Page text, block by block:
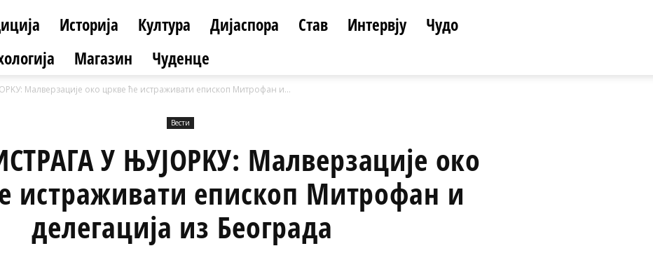
Историја Култура Дијаспора Став Интервју
Чудо
Магазин Чуденце
Mалверзације око цркве ће истраживати епископ Митрофан и...
Вести
У ЊУЈОРKУ: Mалверзације око
истраживати епископ Митрофан и
делегација из Београда